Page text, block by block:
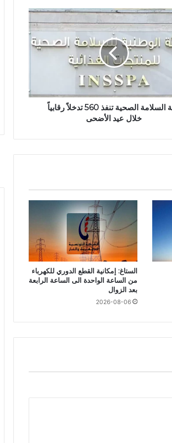
هيئة السلامة الصحية تنفذ 560 تدخلاً رقابياً
خلال عيد الأضحى
الستاغ: إمكانية القطع الدوري للكهرباء
من الساعة الواحدة الى الساعة الرابعة
بعد الزوال
2026-08-06